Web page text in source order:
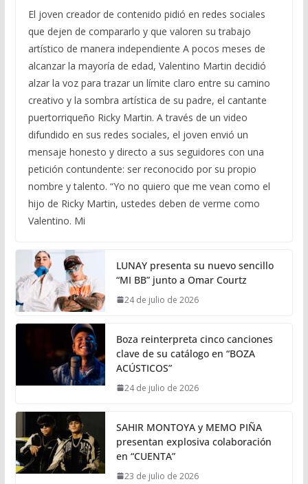
El joven creador de contenido pidió en redes sociales
que dejen de compararlo y que valoren su trabajo
artístico de manera independiente A pocos meses de
alcanzar la mayoría de edad, Valentino Martin decidió
alzar la voz para trazar un límite claro entre su camino
creativo y la sombra artística de su padre, el cantante
puertorriqueño Ricky Martin. A través de un video
difundido en sus redes sociales, el joven envió un
mensaje honesto y directo a sus seguidores con una
petición contundente: ser reconocido por su propio
nombre y talento. “Yo no quiero que me vean como el
hijo de Ricky Martin, ustedes deben de verme como
Valentino. Mi
LUNAY presenta su nuevo sencillo
“MI BB” junto a Omar Courtz
24 de julio de 2026
Boza reinterpreta cinco canciones
clave de su catálogo en “BOZA
ACÚSTICOS”
24 de julio de 2026
SAHIR MONTOYA y MEMO PIÑA
presentan explosiva colaboración
en “CUENTA”
23 de julio de 2026